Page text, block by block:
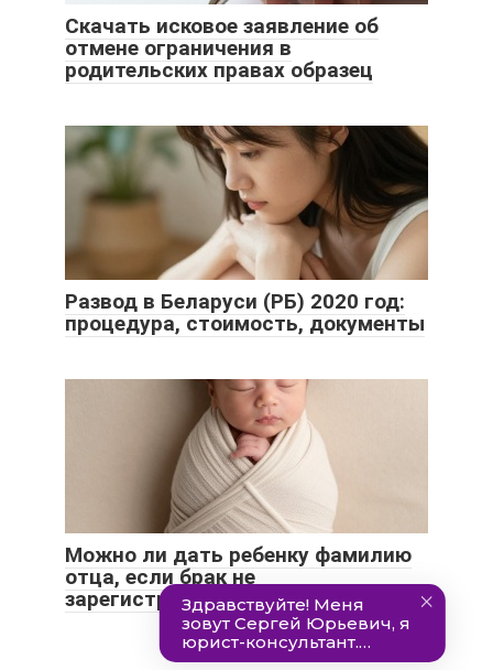
Скачать исковое заявление об
отмене ограничения в
родительских правах образец
Развод в Беларуси (РБ) 2020 год:
процедура, стоимость, документы
Можно ли дать ребенку фамилию
отца, если брак не
зарегистрирован